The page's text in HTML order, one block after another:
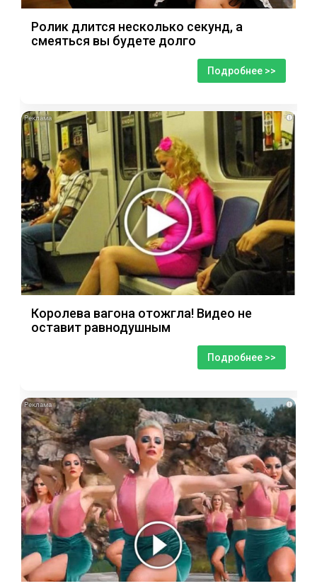
Ролик длится несколько секунд, а
смеяться вы будете долго
Подробнее >>
i
Королева вагона отожгла! Видео не
оставит равнодушным
Подробнее >>
i